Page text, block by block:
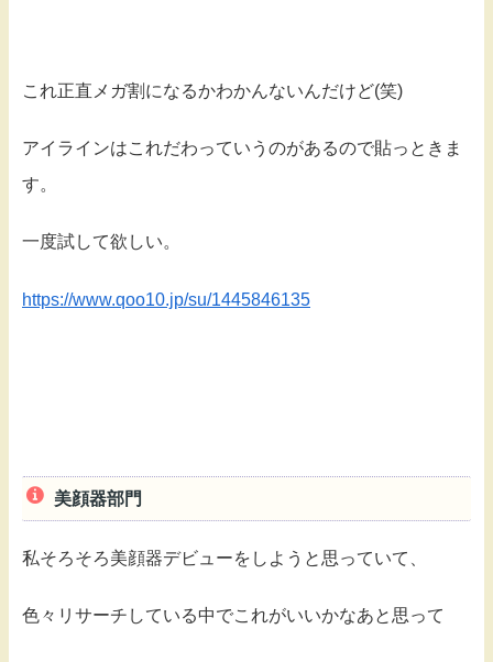
これ正直メガ割になるかわかんないんだけど(笑)
アイラインはこれだわっていうのがあるので貼っときま
す。
一度試して欲しい。
https://www.qoo10.jp/su/1445846135
美顔器部門
私そろそろ美顔器デビューをしようと思っていて、
色々リサーチしている中でこれがいいかなあと思って